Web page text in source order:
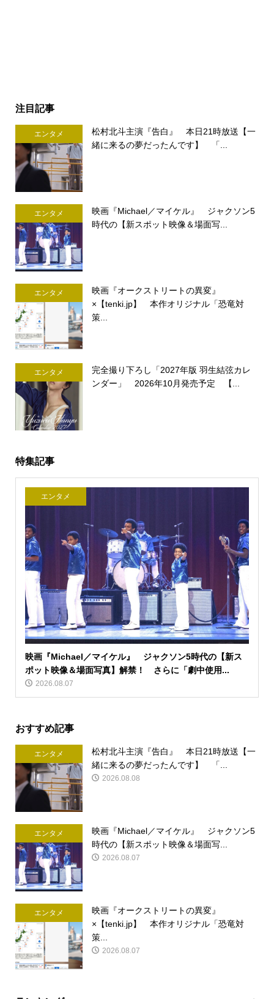
注目記事
エンタメ
松村北斗主演『告白』 本日21時放送【一
緒に来るの夢だったんです】 「...
エンタメ
映画『Michael／マイケル』 ジャクソン5
時代の【新スポット映像＆場面写...
エンタメ
映画『オークストリートの異変』
×【tenki.jp】 本作オリジナル「恐竜対
策...
エンタメ
完全撮り下ろし「2027年版 羽生結弦カレ
ンダー」 2026年10月発売予定 【...
特集記事
エンタメ
映画『Michael／マイケル』 ジャクソン5時代の【新ス
ポット映像＆場面写真】解禁！ さらに「劇中使用...
2026.08.07
おすすめ記事
エンタメ
松村北斗主演『告白』 本日21時放送【一
緒に来るの夢だったんです】 「...
2026.08.08
エンタメ
映画『Michael／マイケル』 ジャクソン5
時代の【新スポット映像＆場面写...
2026.08.07
エンタメ
映画『オークストリートの異変』
×【tenki.jp】 本作オリジナル「恐竜対
策...
2026.08.07